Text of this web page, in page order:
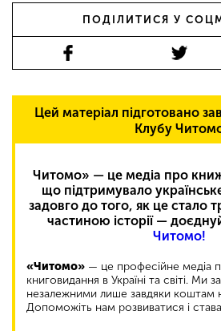
ПОДІЛИТИСЯ У
Цей матеріал підготовано
Клубу
Читомо» — це медіа про
що підтримувало
задовго до того, як це стало
частиною історії —
Читомо!
«Читомо» — це професійне медіа
книговидання в Україні та світі. Ми
незалежними лише завдяки коштам
Допоможіть нам розвиватися і